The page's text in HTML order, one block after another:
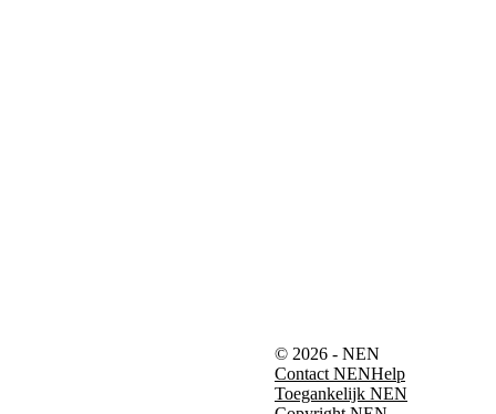
© 2026 - NEN
Contact NENHelp
Toegankelijk NEN